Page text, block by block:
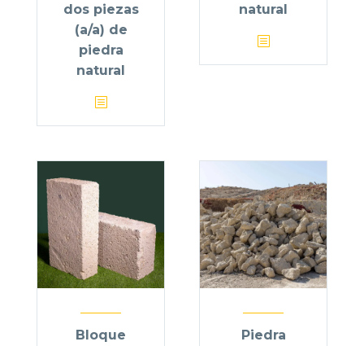
dos piezas
(a/a) de
piedra
natural
natural
Bloque
Piedra